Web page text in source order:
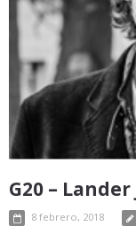
G20 –
8 febrero, 2018